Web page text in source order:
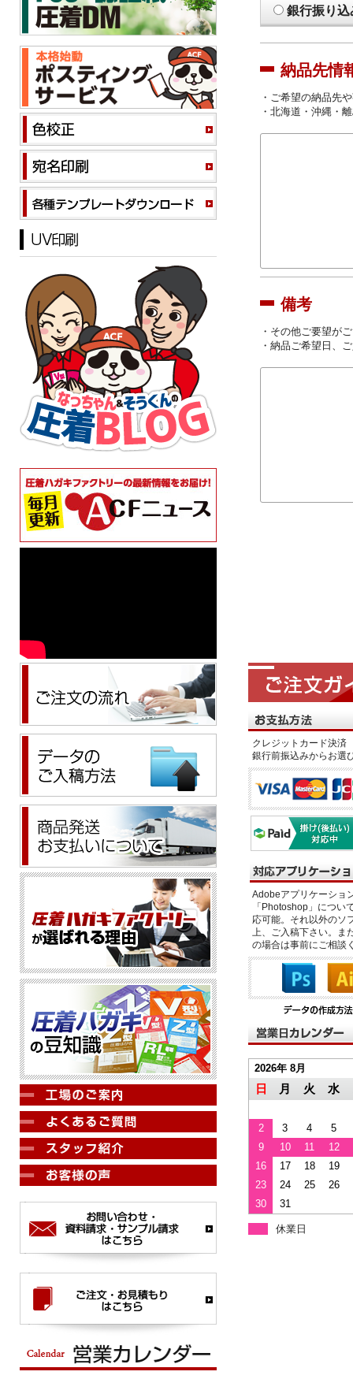
銀行振り込
納品先情
・ご希望の納品先
・北海道・沖縄・
備考
・その他ご要望が
・納品ご希望日、
クレジットカード決
銀行前振込みからお選
Adobeアプリケーショ
「Photoshop」につい
応可能。それ以外のソ
上、ご入稿下さい。ま
の場合は事前にご相談
2026年 8月
日 月 火 水
2 3 4
5
9
10 11
12
16
17 18
19
23
24 25
26
30
31
休業日